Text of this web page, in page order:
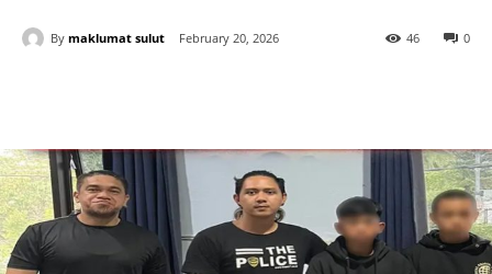
By maklumat sulut February 20, 2026 0
46